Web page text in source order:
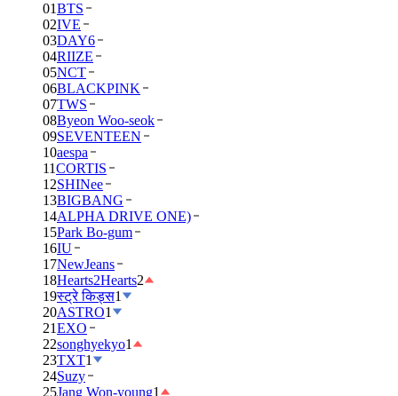
01BTS
02IVE
03DAY6
04RIIZE
05NCT
06BLACKPINK
07TWS
08Byeon Woo-seok
09SEVENTEEN
10aespa
11CORTIS
12SHINee
13BIGBANG
14ALPHA DRIVE ONE)
15Park Bo-gum
16IU
17NewJeans
18Hearts2Hearts2
19स्ट्रे किड्स1
20ASTRO1
21EXO
22songhyekyo1
23TXT1
24Suzy
25Jang Won-young1